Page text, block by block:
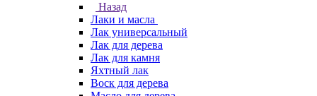
Назад
Лаки и масла
Лак универсальный
Лак для дерева
Лак для камня
Яхтный лак
Воск для дерева